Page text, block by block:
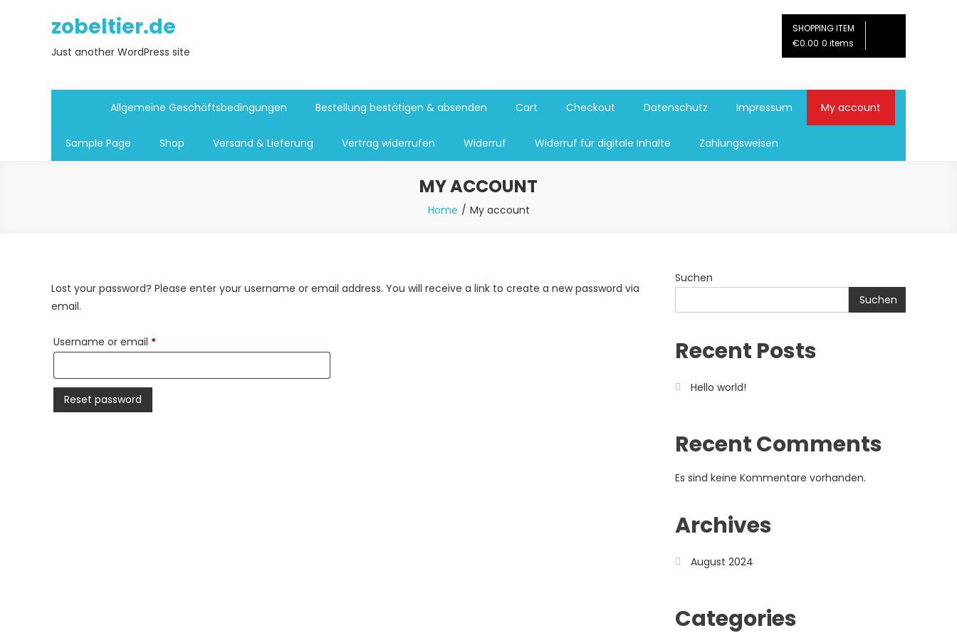
zobeltier.de
Just another WordPress site
SHOPPING ITEM
€0.00 0 items
Allgemeine Geschäftsbedingungen Bestellung bestätigen & absenden Cart Checkout Datenschutz Impressum My account
Sample Page Shop Versand & Lieferung Vertrag widerrufen Widerruf Widerruf für digitale Inhalte Zahlungsweisen
MY ACCOUNT
Home My account
Lost your password? Please enter your username or email address. You will receive a link to create a new password via
email.
Username or email *Required
Reset password
Suchen
Suchen
Recent Posts
Hello world!
Recent Comments
Es sind keine Kommentare vorhanden.
Archives
August 2024
Categories